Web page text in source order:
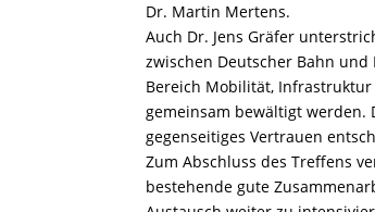
Dr. Martin Mertens.
Auch Dr. Jens Gräfer
zwischen Deutscher Bahn
Bereich Mobilität,
gemeinsam bewältigt
gegenseitiges Vertrauen
Zum Abschluss des Treffens
bestehende gute